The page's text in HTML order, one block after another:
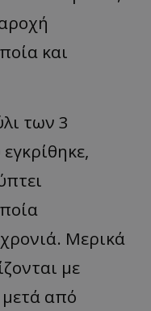
και
των 3
Μερικά
με
από